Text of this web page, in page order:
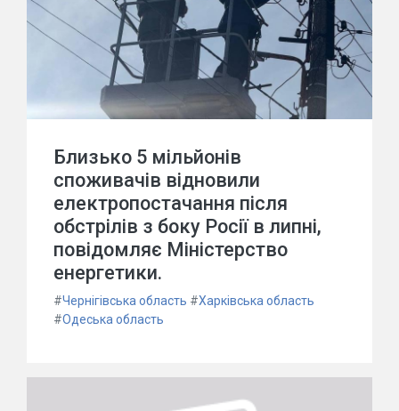
Близько 5 мільйонів
споживачів відновили
електропостачання після
обстрілів з боку Росії в липні,
повідомляє Міністерство
енергетики.
#Чернігівська область #Харківська область
#Одеська область